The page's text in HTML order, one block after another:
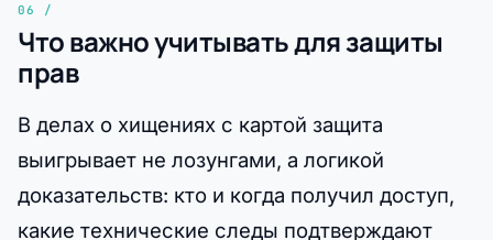
Что важно учитывать для защиты
прав
В делах о хищениях с картой защита
выигрывает не лозунгами, а логикой
доказательств: кто и когда получил доступ,
какие технические следы подтверждают